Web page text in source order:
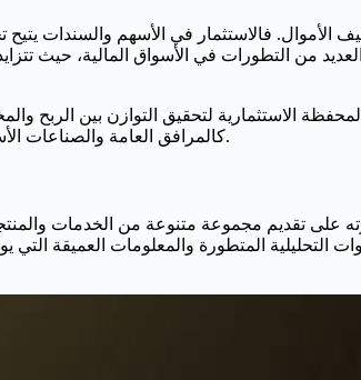
الأموال. فالاستثمار في الأسهم والسندات
العديد من التطورات في الأسواق المالية، حيث
الاستثمارية لتحقيق التوازن بين الربح
كالمرافق العامة والصناعات الأساسية، خياراً أكثر أماناً للمستثمرين الذين يبحثون عن الحماية والتحوط ضد المخاطر المالية.
المتطورة والمعلومات العميقة التي